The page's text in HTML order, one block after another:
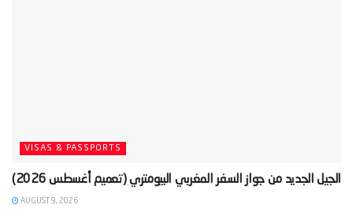
VISAS & PASSPORTS
AUGUST 9, 2026